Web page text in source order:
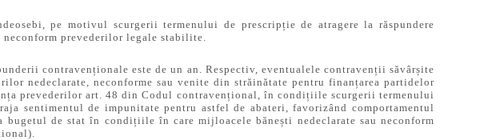
pe motivul scurgerii termenului de prescripție de atragere la răspundere
prevederilor legale stabilite.
contravenționale este de un an. Respectiv, eventualele contravenții săvârșite
nedeclarate, neconforme sau venite din străinătate pentru finanțarea partidelor
prevederilor art. 48 din Codul contravențional, în condițiile scurgerii termenului
sentimentul de impunitate pentru astfel de abateri, favorizând comportamentul
de stat în condițiile în care mijloacele bănești nedeclarate sau neconform